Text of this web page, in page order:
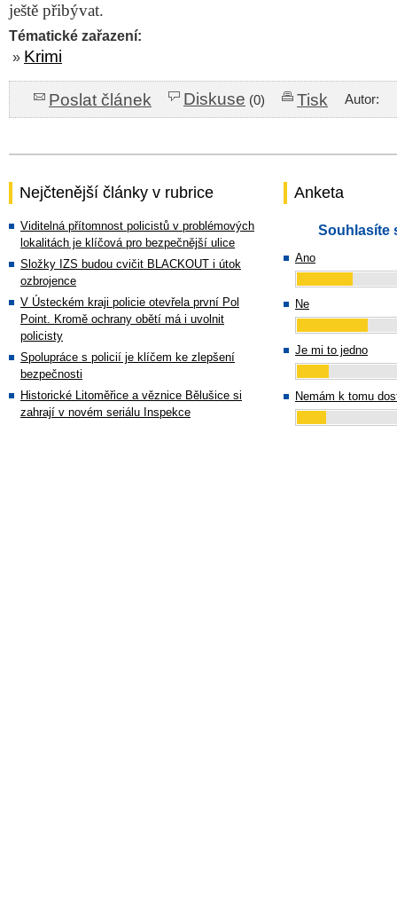
ještě přibývat.
Tématické zařazení:
» Krimi
Poslat článek Diskuse (0) Tisk Autor:
Nejčtenější články v rubrice
Viditelná přítomnost policistů v problémových
lokalitách je klíčová pro bezpečnější ulice
Složky IZS budou cvičit BLACKOUT i útok
ozbrojence
V Ústeckém kraji policie otevřela první Pol
Point. Kromě ochrany obětí má i uvolnit
policisty
Spolupráce s policií je klíčem ke zlepšení
bezpečnosti
Historické Litoměřice a věznice Bělušice si
zahrají v novém seriálu Inspekce
Anketa
Souhlasíte
Ano
Ne
Je mi to jedno
Nemám k tomu